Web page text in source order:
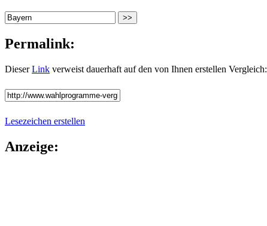
Permalink:
DieserLink verweist dauerhaft auf den von Ihnen erstellen Vergleich:
Lesezeichen erstellen
Anzeige: